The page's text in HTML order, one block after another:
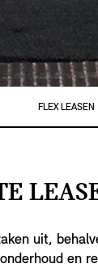
FLEX LEASEN
uit,
en